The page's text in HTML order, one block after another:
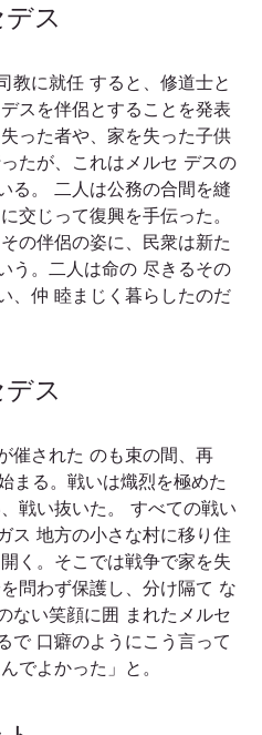
ス
教に就任 すると、修道士と
スを伴侶とすることを発表
った者や、家を失った子供
たが、これはメルセ デスの
る。 二人は公務の合間を縫
交じって復興を手伝った。
の伴侶の姿に、民衆は新た
う。二人は命の 尽きるその
、仲 睦まじく暮らしたのだ
ス
催された のも束の間、再
まる。戦いは熾烈を極めた
戦い抜いた。 すべての戦い
ス 地方の小さな村に移り住
く。そこでは戦争で家を失
問わず保護し、分け隔て な
ない笑顔に囲 まれたメルセ
で 口癖のようにこう言って
でよかった」と。